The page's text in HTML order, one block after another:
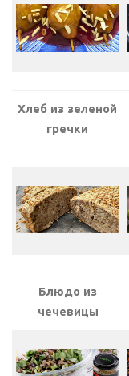
Хлеб из зеленой
гречки
Блюдо из
чечевицы